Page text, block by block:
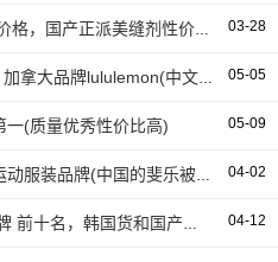
2022年最新美缝剂十大排名榜及价格，国产正派美缝剂性价比最高 03-28
露露lemon是哪国牌子什么档次，加拿大品牌lululemon(中文名露露柠檬) 05-05
一(质量优秀性价比高) 05-09
斐乐是哪个国家的品牌，意大利运动服装品牌(中国的斐乐被安踏收购) 04-02
2022最新女人护肤品十大排名品牌 前十名，韩国货和国产均有上榜 04-12